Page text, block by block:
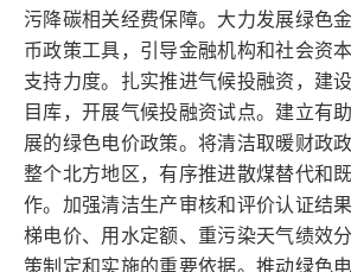
污降碳相关经费保障。大力发展绿色
币政策工具，引导金融机构和社会资
支持力度。扎实推进气候投融资，建
目库，开展气候投融资试点。建立有
展的绿色电价政策。将清洁取暖财政
整个北方地区，有序推进散煤替代和
作。加强清洁生产审核和评价认证结
梯电价、用水定额、重污染天气绩效
策制定和实施的重要依据。推动绿色